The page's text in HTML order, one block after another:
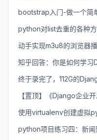
bootstrap入门-做一个简
python对list去重的各种
动手实现m3u8的浏览器
知乎回答：你是如何学习
终于录完了，112G的
【置顶】《Django企业
使用virtualenv创建虚拟
python项目练习四：新闻